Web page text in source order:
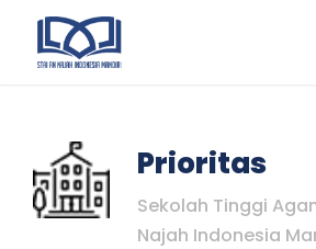
Prioritas
Sekolah Tinggi
Najah Indonesia